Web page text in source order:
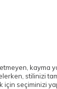
kayma
stilinizi
seçiminizi